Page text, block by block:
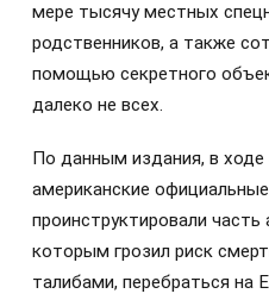
мере тысячу местных
родственников, а также
помощью секретного
далеко не всех.
По данным издания, в ходе
американские
проинструктировали
которым грозил риск
талибами, перебраться на